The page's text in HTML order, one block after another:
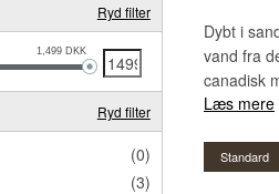
Ryd filter
1,499 DKK
Ryd filter
(0)
(3)
Dybt i
vand fra
canadisk
Læs mere
Standard